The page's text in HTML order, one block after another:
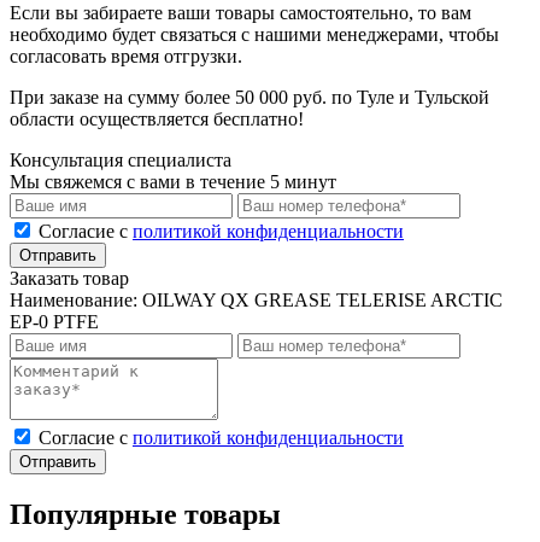
Если вы забираете ваши товары самостоятельно, то вам
необходимо будет связаться с нашими менеджерами, чтобы
согласовать время отгрузки.
При заказе на сумму более 50 000 руб. по Туле и Тульской
области осуществляется бесплатно!
Консультация специалиста
Мы свяжемся с вами в течение 5 минут
Cогласие с политикой конфиденциальности
Отправить
Заказать товар
Наименование: OILWAY QX GREASE TELERISE ARCTIC
EP-0 PTFE
Cогласие с политикой конфиденциальности
Отправить
Популярные товары